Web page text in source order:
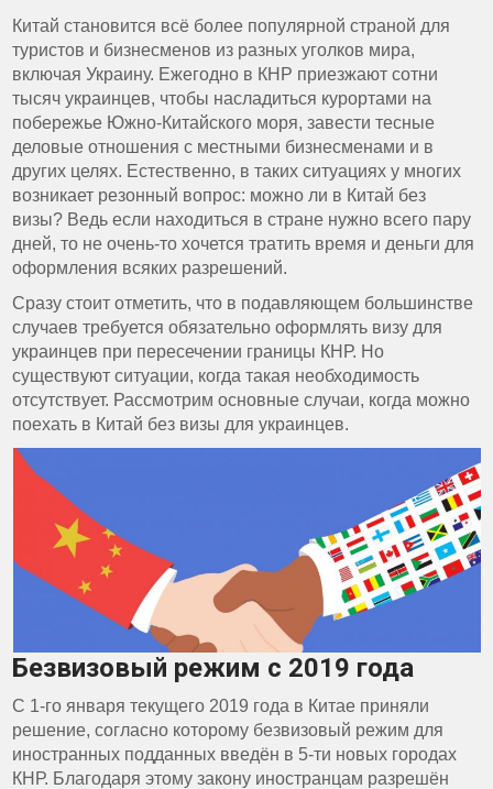
Китай становится всё более популярной страной для
туристов и бизнесменов из разных уголков мира,
включая Украину. Ежегодно в КНР приезжают сотни
тысяч украинцев, чтобы насладиться курортами на
побережье Южно-Китайского моря, завести тесные
деловые отношения с местными бизнесменами и в
других целях. Естественно, в таких ситуациях у многих
возникает резонный вопрос: можно ли в Китай без
визы? Ведь если находиться в стране нужно всего пару
дней, то не очень-то хочется тратить время и деньги для
оформления всяких разрешений.
Сразу стоит отметить, что в подавляющем большинстве
случаев требуется обязательно оформлять визу для
украинцев при пересечении границы КНР. Но
существуют ситуации, когда такая необходимость
отсутствует. Рассмотрим основные случаи, когда можно
поехать в Китай без визы для украинцев.
Безвизовый режим с 2019 года
С 1-го января текущего 2019 года в Китае приняли
решение, согласно которому безвизовый режим для
иностранных подданных введён в 5-ти новых городах
КНР. Благодаря этому закону иностранцам разрешён